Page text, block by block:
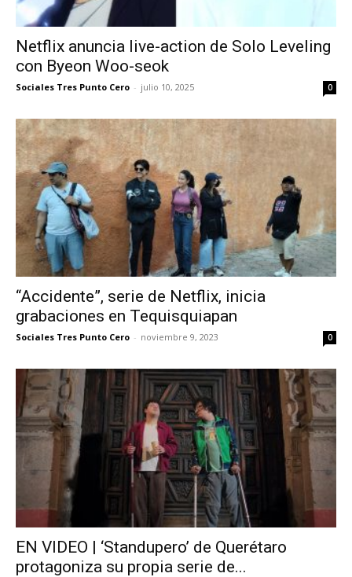
Netflix anuncia live-action de Solo Leveling
con Byeon Woo-seok
Sociales Tres Punto Cero - julio 10, 2025 0
“Accidente”, serie de Netflix, inicia
grabaciones en Tequisquiapan
Sociales Tres Punto Cero - noviembre 9, 2023 0
EN VIDEO | ‘Standupero’ de Querétaro
protagoniza su propia serie de...